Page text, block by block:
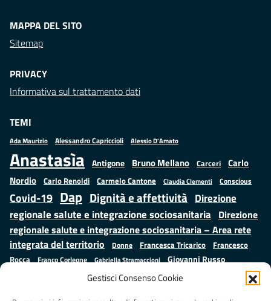
Gestisci Consenso Cookie
MAPPA DEL SITO
Sitemap
PRIVACY
Informativa sul trattamento dati
TEMI
Ada Maurizio Alessandro Capriccioli Alessio D'Amato
Anastasìa Antigone Bruno Mellano Carceri
Carlo
Nordio Carlo Renoldi Carmelo Cantone Claudia Clementi Conscious
Covid-19 Dap Dignità e affettività Direzione
regionale salute e integrazione sociosanitaria Direzione
regionale salute e integrazione sociosanitaria – Area rete
integrata del territorio
Donne Francesca Tricarico
Francesco
Rocca
Franco Corleone Gabriella Stramaccioni Giovanni Russo
Giuseppe Emanuele Cangemi Istruzione e cultura
Mauro